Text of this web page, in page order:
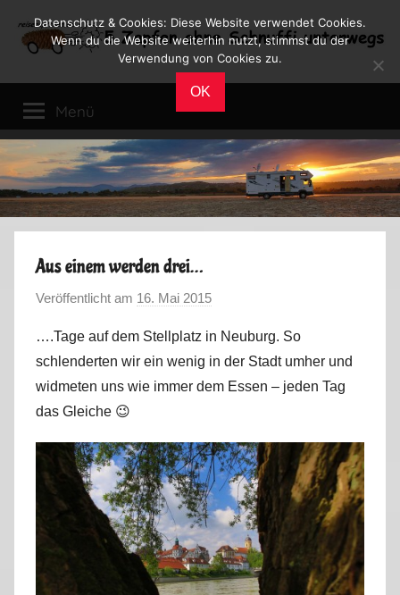
Inhalt
Reiseblog
Leben
im
Wohnmobil
Menü
Aus einem werden drei…
Veröffentlicht am 16. Mai 2015
n
M
a
u
s
….Tage auf dem Stellplatz in Neuburg. So
schlenderten wir ein wenig in der Stadt umher und
widmeten uns wie immer dem Essen – jeden Tag
das Gleiche 😉
Datenschutz & Cookies: Diese Website verwendet Cookies.
Wenn du die Website weiterhin nutzt, stimmst du der
Verwendung von Cookies zu.
OK